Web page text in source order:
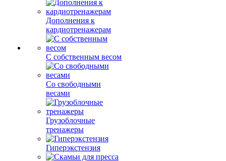
Дополнения к
кардиотренажерам
С собственным весом
Со свободными
весами
Грузоблочные
тренажеры
Гиперэкстензия